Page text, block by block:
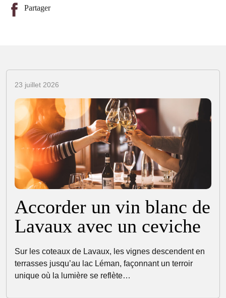
Partager
23 juillet 2026
Accorder un vin blanc de
Lavaux avec un ceviche
Sur les coteaux de Lavaux, les vignes descendent en
terrasses jusqu’au lac Léman, façonnant un terroir
unique où la lumière se reflète…